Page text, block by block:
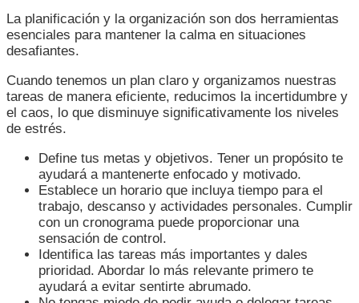
La planificación y la organización son dos herramientas
esenciales para mantener la calma en situaciones
desafiantes.
Cuando tenemos un plan claro y organizamos nuestras
tareas de manera eficiente, reducimos la incertidumbre y
el caos, lo que disminuye significativamente los niveles
de estrés.
Define tus metas y objetivos. Tener un propósito te
ayudará a mantenerte enfocado y motivado.
Establece un horario que incluya tiempo para el
trabajo, descanso y actividades personales. Cumplir
con un cronograma puede proporcionar una
sensación de control.
Identifica las tareas más importantes y dales
prioridad. Abordar lo más relevante primero te
ayudará a evitar sentirte abrumado.